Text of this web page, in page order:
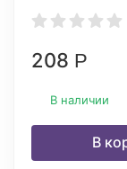
208 Р
В наличии
В